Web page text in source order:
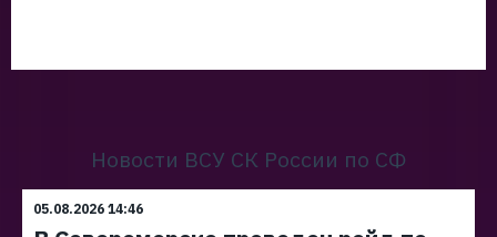
Новости ВСУ СК России по СФ
05.08.2026 14:46